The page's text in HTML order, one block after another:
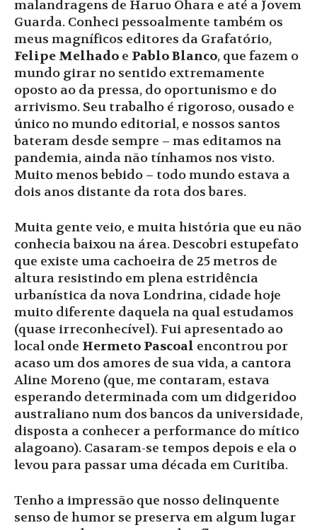
malandragens de Haruo Ohara e até a Jovem
Guarda. Conheci pessoalmente também os
meus magníficos editores da Grafatório,
Felipe Melhado e Pablo Blanco, que fazem o
mundo girar no sentido extremamente
oposto ao da pressa, do oportunismo e do
arrivismo. Seu trabalho é rigoroso, ousado e
único no mundo editorial, e nossos santos
bateram desde sempre – mas editamos na
pandemia, ainda não tínhamos nos visto.
Muito menos bebido – todo mundo estava a
dois anos distante da rota dos bares.
Muita gente veio, e muita história que eu não
conhecia baixou na área. Descobri estupefato
que existe uma cachoeira de 25 metros de
altura resistindo em plena estridência
urbanística da nova Londrina, cidade hoje
muito diferente daquela na qual estudamos
(quase irreconhecível). Fui apresentado ao
local onde Hermeto Pascoal encontrou por
acaso um dos amores de sua vida, a cantora
Aline Moreno (que, me contaram, estava
esperando determinada com um didgeridoo
australiano num dos bancos da universidade,
disposta a conhecer a performance do mítico
alagoano). Casaram-se tempos depois e ela o
levou para passar uma década em Curitiba.
Tenho a impressão que nosso delinquente
senso de humor se preserva em algum lugar